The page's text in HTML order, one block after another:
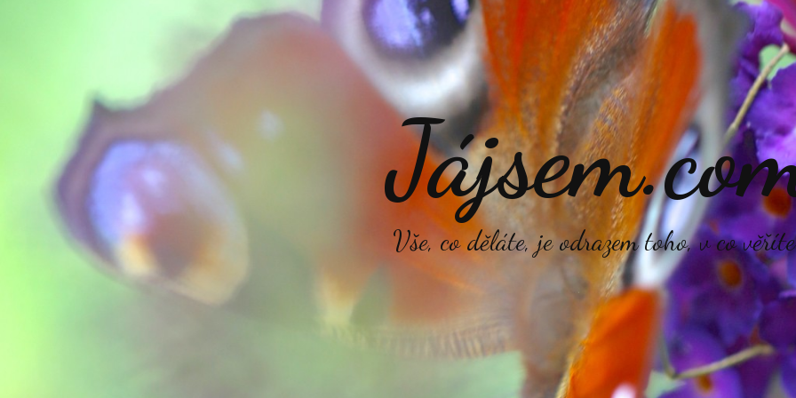
Vše, co děláte, je odrazem toho, v co